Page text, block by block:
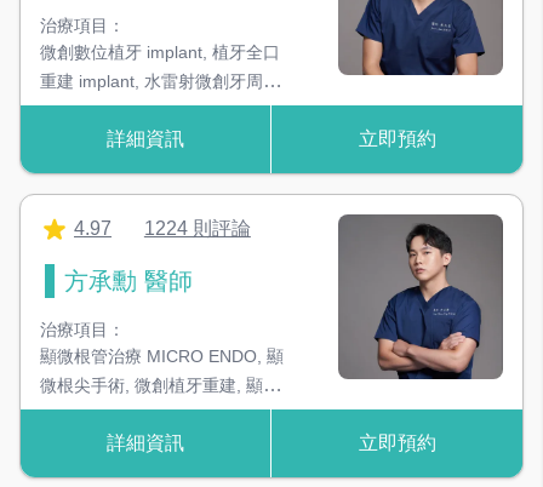
器械無菌管袋封口機
確保器械消毒後的無菌狀態
RO逆滲透治療用水設備
美白噴砂機
透過細小的研磨材料帶走牙齒的外因性色素
超音波洗牙機
利用超音波震盪原理，可去除大部份結石
3D 電腦斷層掃描
可呈現骨頭3D影像，提升手術成功率！
治療項目：
微創數位植牙 implant, 植牙全口
重建 implant, 水雷射微創牙周治
療 waterlase periodontal
treament,陶瓷美白貼片 veneer
高仿真全瓷冠 all ceramic crown,
全口冷光美白 teetch whitening
詳細資訊 立即預約
4.97 1224 則評論
方承勳 醫師
治療項目：
顯微根管治療 MICRO ENDO 顯
微根尖手術 微創植牙重建 顯微
牙周手術,顯微淨白擬真貼片,仿
生全瓷冠、3D齒雕,
詳細資訊 立即預約